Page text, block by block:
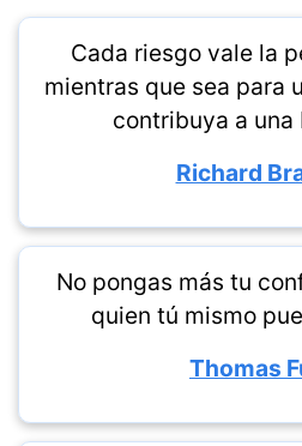
Cada riesgo vale la
mientras que sea para
contribuya a una
Richard
No pongas más tu
quien tú mismo
Thomas